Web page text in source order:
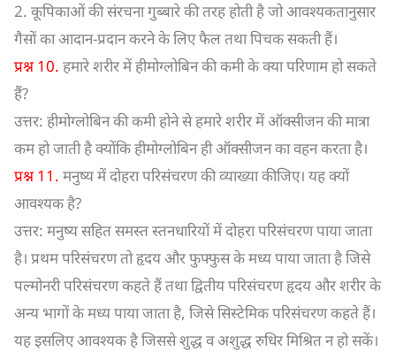
2. कूपिकाओं की संरचना गुब्बारे की तरह होती है जो आवश्यकतानुसार
गैसों का आदान-प्रदान करने के लिए फैल तथा पिचक सकती हैं।
प्रश्न 10. हमारे शरीर में हीमोग्लोबिन की कमी के क्या परिणाम हो सकते
हैं?
उत्तर: हीमोग्लोबिन की कमी होने से हमारे शरीर में ऑक्सीजन की मात्रा
कम हो जाती है क्योंकि हीमोग्लोबिन ही ऑक्सीजन का वहन करता है।
प्रश्न 11. मनुष्य में दोहरा परिसंचरण की व्याख्या कीजिए। यह क्यों
आवश्यक है?
उत्तर: मनुष्य सहित समस्त स्तनधारियों में दोहरा परिसंचरण पाया जाता
है। प्रथम परिसंचरण तो हृदय और फुफ्फुस के मध्य पाया जाता है जिसे
पल्मोनरी परिसंचरण कहते हैं तथा द्वितीय परिसंचरण हृदय और शरीर के
अन्य भागों के मध्य पाया जाता है, जिसे सिस्टेमिक परिसंचरण कहते हैं।
यह इसलिए आवश्यक है जिससे शुद्ध व अशुद्ध रुधिर मिश्रित न हो सकें।